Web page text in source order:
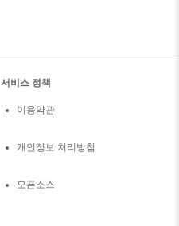
서비스 정책
이용약관
개인정보 처리방침
오픈소스